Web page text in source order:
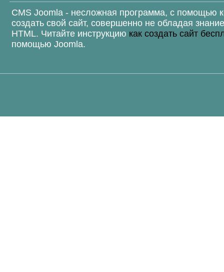
CMS Joomla - несложная программа, с помощью
создать свой сайт, совершенно не обладая
HTML. Читайте инструкцию как создать сайт
помощью Joomla.